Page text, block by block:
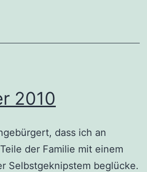
2010
dass ich an
der Familie mit einem
Selbstgeknipstem beglücke.